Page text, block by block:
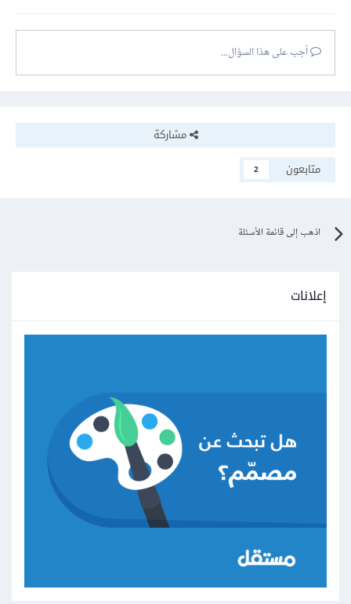
أجب على هذا السؤال...
مشاركة
متابعون
2
اذهب إلى قائمة الأسئلة
إعلانات